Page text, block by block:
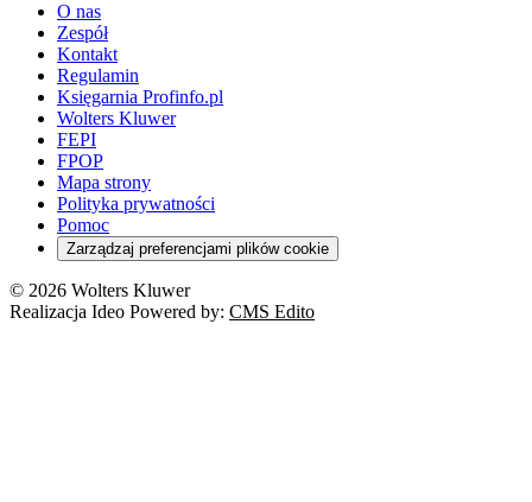
O nas
Zespół
Kontakt
Regulamin
Księgarnia Profinfo.pl
Wolters Kluwer
FEPI
FPOP
Mapa strony
Polityka prywatności
Pomoc
Zarządzaj preferencjami plików cookie
© 2026 Wolters Kluwer
Realizacja Ideo Powered by: CMS Edito